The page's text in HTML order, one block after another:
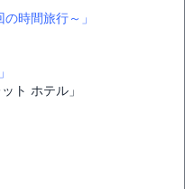
の時間旅行～」
ト ホテル」